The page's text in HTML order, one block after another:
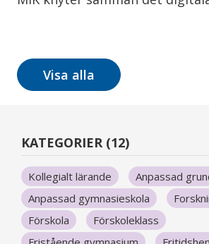
Visa alla
KATEGORIER (12)
Kollegialt lärande
Anpassad
Anpassad gymnasieskola
Förskola
Förskoleklass